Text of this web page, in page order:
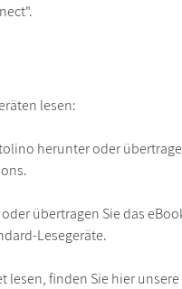
lesen:
herunter oder
übertragen Sie das
Lesegeräte.
lesen, finden Sie hier